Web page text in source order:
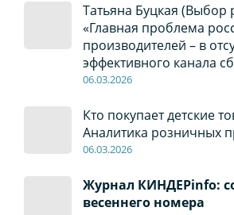
Татьяна Буцкая (Выбор
«Главная проблема
производителей – в
эффективного канала
06.03.2026
Кто покупает детские
Аналитика розничных
06.03.2026
Журнал КИНДЕРinfo:
весеннего номера